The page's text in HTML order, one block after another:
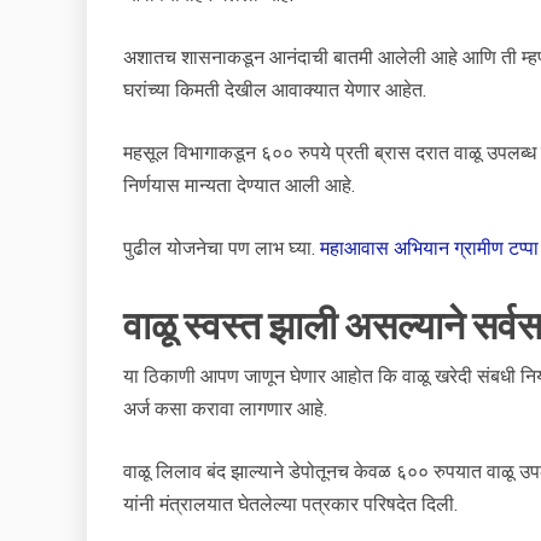
अशातच शासनाकडून आनंदाची बातमी आलेली आहे आणि ती
घरांच्या किमती देखील आवाक्यात येणार आहेत.
महसूल विभागाकडून ६०० रुपये प्रती ब्रास दरात वाळू
निर्णयास मान्यता देण्यात आली आहे.
पुढील योजनेचा पण लाभ घ्या.महाआवास अभियान ग्रामीण
वाळू स्वस्त झाली असल्याने
या ठिकाणी आपण जाणून घेणार आहोत कि वाळू खरेदी संबधी
अर्ज कसा करावा लागणार आहे.
वाळू लिलाव बंद झाल्याने डेपोतूनच केवळ ६०० रुपयात वाळू
यांनी मंत्रालयात घेतलेल्या पत्रकार परिषदेत दिली.